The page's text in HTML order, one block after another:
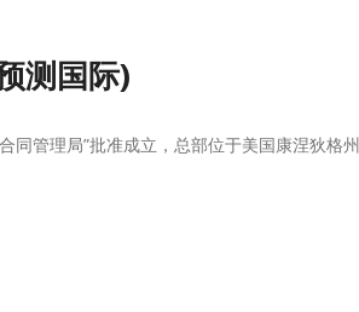
测国际)
同管理局”批准成立，总部位于美国康涅狄格